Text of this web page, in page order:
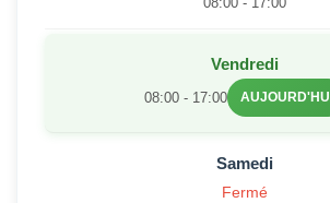
Vendredi
08:00 - 17:00 AUJOURD'HUI
Samedi
Fermé